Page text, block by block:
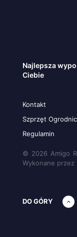
Najlepsza
Ciebie
Kontakt
Szprzęt
Regulamin
© 2026 Amigo
Wykonane przez
DO GÓRY